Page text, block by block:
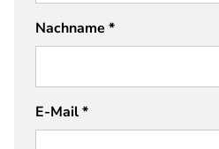
Nachname *
E-Mail*